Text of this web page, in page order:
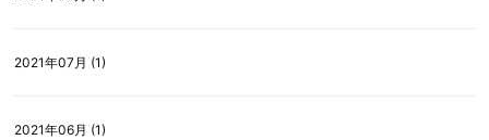
2021年07月 (1)
2021年06月 (1)